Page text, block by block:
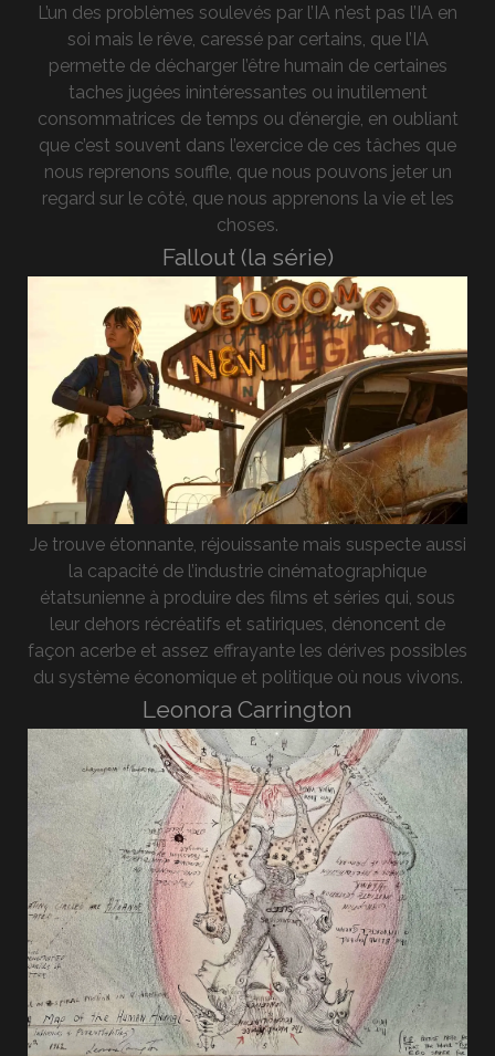
L’un des problèmes soulevés par l’IA n’est pas l’IA en
soi mais le rêve, caressé par certains, que l’IA
permette de décharger l’être humain de certaines
taches jugées inintéressantes ou inutilement
consommatrices de temps ou d’énergie, en oubliant
que c’est souvent dans l’exercice de ces tâches que
nous reprenons souffle, que nous pouvons jeter un
regard sur le côté, que nous apprenons la vie et les
choses.
Fallout (la série)
Je trouve étonnante, réjouissante mais suspecte aussi
la capacité de l’industrie cinématographique
étatsunienne à produire des films et séries qui, sous
leur dehors récréatifs et satiriques, dénoncent de
façon acerbe et assez effrayante les dérives possibles
du système économique et politique où nous vivons.
Leonora Carrington